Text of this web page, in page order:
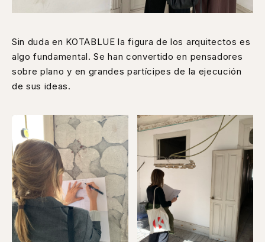
Sin duda en KOTABLUE la figura de los arquitectos es
algo fundamental. Se han convertido en pensadores
sobre plano y en grandes partícipes de la ejecución
de sus ideas.